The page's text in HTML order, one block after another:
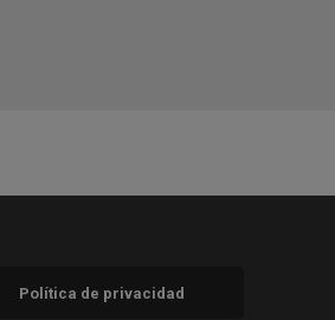
Política de privacidad